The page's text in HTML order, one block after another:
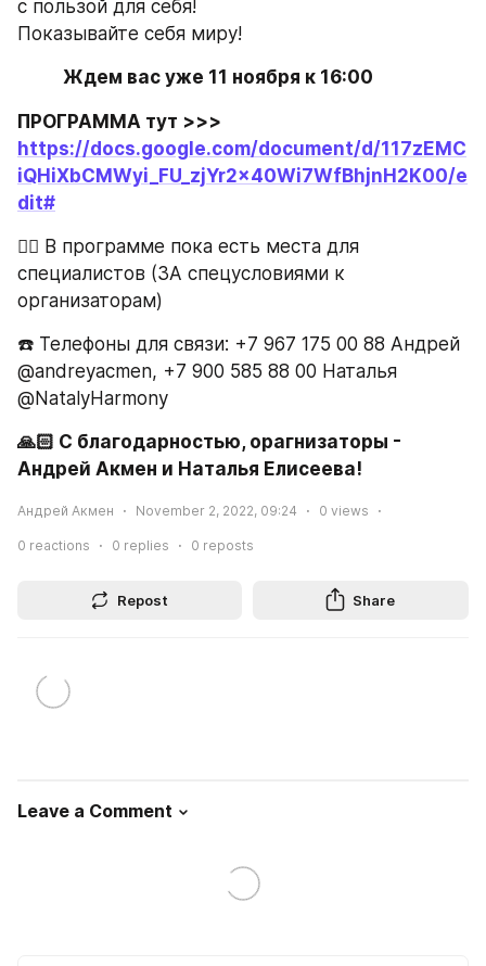
с пользой для себя!
Показывайте себя миру!
   Ждем вас уже 11 ноября к 16:00
https://docs.google.com/document/d/117zEMC
iQHiXbCMWyi_FU_zjYr2x40Wi7WfBhjnH2K00/e
dit#
☝🏼 В программе пока есть места для
специалистов (ЗА спецусловиями к
организаторам)
☎️ Телефоны для связи: +7 967 175 00 88 Андрей
@andreyacmen, +7 900 585 88 00 Наталья
@NatalyHarmony
🙏🏻 С благодарностью, орагнизаторы -
Андрей Акмен и Наталья Елисеева!
Андрей Акмен November 2, 2022, 09:24 0 views
0 reactions 0 replies 0 reposts
Repost Share
Leave a Comment